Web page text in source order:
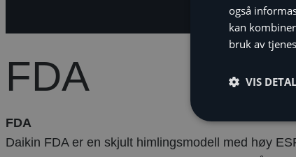
FDA
FDA
Daikin FDA er en skjult himlingsmodell med høy
også
kan
bruk av
VIS